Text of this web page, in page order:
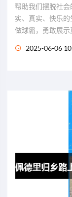
帮助我们摆脱社
实、真实、快乐
做球霸，勇敢展示
2025-06-06